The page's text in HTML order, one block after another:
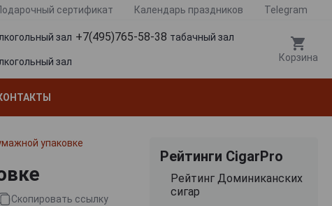
сертификат Календарь праздников Telegram
зал +7(495)765-58-38 табачный зал
зал Корзина
упаковке
Скопировать ссылку
Рейтинги CigarPro
Рейтинг Доминиканских
сигар